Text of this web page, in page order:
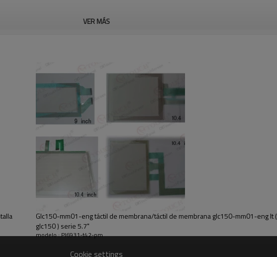
VER MÁS
Glc150-mm01-eng táctil de membrana/táctil de membrana glc150-mm01-eng lt (
glc150 ) serie 5.7"
modelo : Pl6931-t42-pm
Cookie settings